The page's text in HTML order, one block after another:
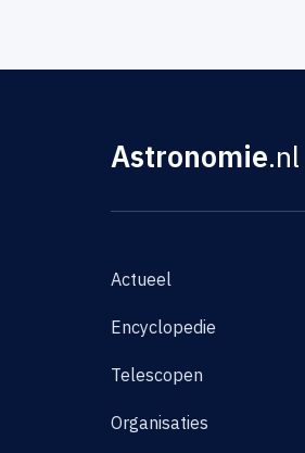
Astronomie.nl
Actueel
Encyclopedie
Telescopen
Organisaties